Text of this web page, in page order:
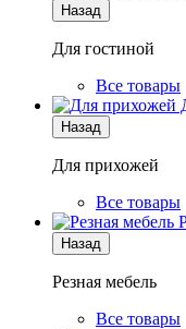
Назад
Для гостиной
Все товары
Назад
Для прихожей
Все товары
Назад
Резная мебель
Все товары